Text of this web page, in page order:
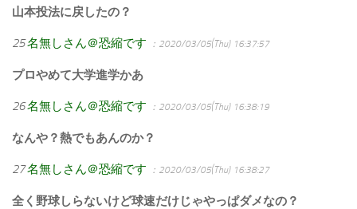
山本投法に戻したの？
25名無しさん＠恐縮です ：2020/03/05(Thu) 16:37:57
プロやめて大学進学かあ
26名無しさん＠恐縮です ：2020/03/05(Thu) 16:38:19
なんや？熱でもあんのか？
27名無しさん＠恐縮です ：2020/03/05(Thu) 16:38:27
全く野球しらないけど球速だけじゃやっぱダメなの？